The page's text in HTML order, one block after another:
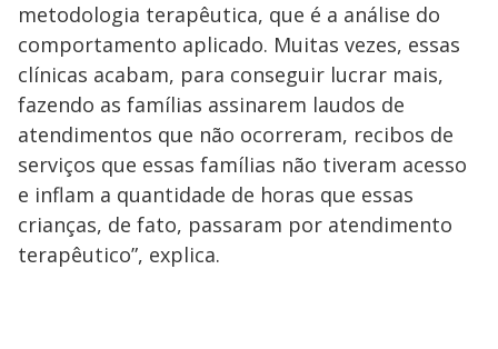
metodologia terapêutica, que é a análise do
comportamento aplicado. Muitas vezes, essas
clínicas acabam, para conseguir lucrar mais,
fazendo as famílias assinarem laudos de
atendimentos que não ocorreram, recibos de
serviços que essas famílias não tiveram acesso
e inflam a quantidade de horas que essas
crianças, de fato, passaram por atendimento
terapêutico”, explica.